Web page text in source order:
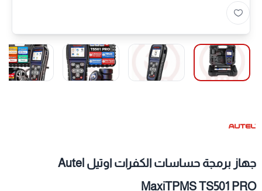
جهاز برمجة حساسات الكفرات اوتيل Autel
MaxiTPMS TS501 PRO